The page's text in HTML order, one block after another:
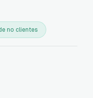
no clientes